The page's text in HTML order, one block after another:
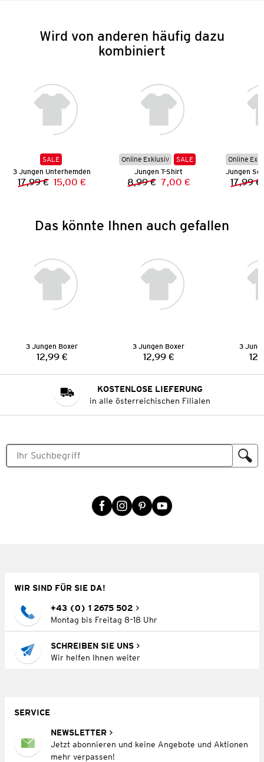
Wird von anderen häufig dazu
kombiniert
SALE
3 Jungen Unterhemden
Vorheriger Preis:
17,99 € Neuer Preis:
15,00 €
Online Exklusiv
SALE
Jungen T-Shirt
Vorheriger Preis:
8,99 € Neuer Preis:
7,00 €
Online
17,99 €
Das könnte Ihnen auch gefallen
3 Jungen Boxer
Preis:
12,99 €
3 Jungen Boxer
Preis:
12,99 €
3
KOSTENLOSE LIEFERUNG
in alle österreichischen Filialen
WIR SIND FÜR SIE DA!
+43 (0) 1 2675 502
Montag bis Freitag 8–18 Uhr
SCHREIBEN SIE UNS
Wir helfen Ihnen weiter
SERVICE
NEWSLETTER
Jetzt abonnieren und keine Angebote und Aktionen
mehr verpassen!